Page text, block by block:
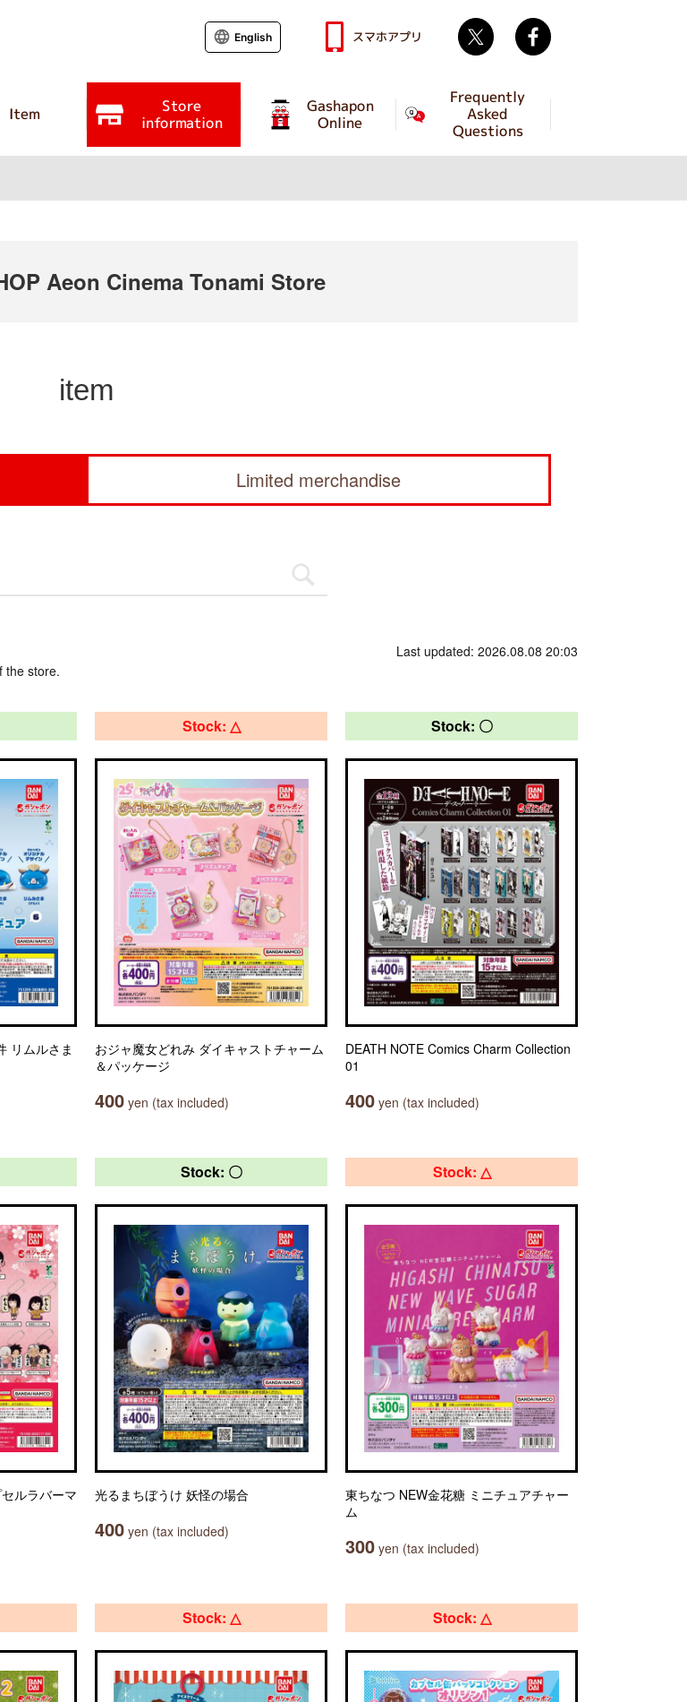
Item Store
information
Gashapon
Online
Frequently
Asked
Questions
English スマホアプリ Twitter
Aeon Cinema Tonami Store
item
Limited merchandise
the store.
Last updated: 2026.08.08 20:03
リムルさま
Stock: △
おジャ魔女どれみ ダイキャストチャーム
＆パッケージ
400 yen (tax included)
Stock: 〇
DEATH NOTE Comics Charm Collection
01
400 yen (tax included)
ルラバーマ
Stock: 〇
光るまちぼうけ 妖怪の場合
400 yen (tax included)
Stock: △
東ちなつ NEW金花糖 ミニチュアチャー
ム
300 yen (tax included)
Stock: △ Stock: △